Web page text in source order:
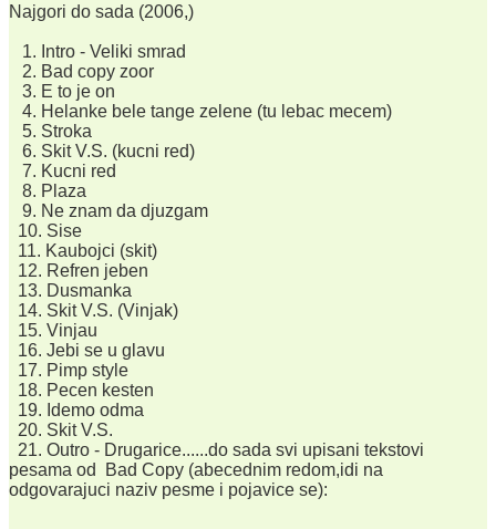
Najgori do sada (2006,)
1. Intro - Veliki smrad
2. Bad copy zoor
3. E to je on
4. Helanke bele tange zelene (tu lebac mecem)
5. Stroka
6. Skit V.S. (kucni red)
7. Kucni red
8. Plaza
9. Ne znam da djuzgam
10. Sise
11. Kaubojci (skit)
12. Refren jeben
13. Dusmanka
14. Skit V.S. (Vinjak)
15. Vinjau
16. Jebi se u glavu
17. Pimp style
18. Pecen kesten
19. Idemo odma
20. Skit V.S.
21. Outro - Drugarice......do sada svi upisani tekstovi
pesama od Bad Copy (abecednim redom,idi na
odgovarajuci naziv pesme i pojavice se):